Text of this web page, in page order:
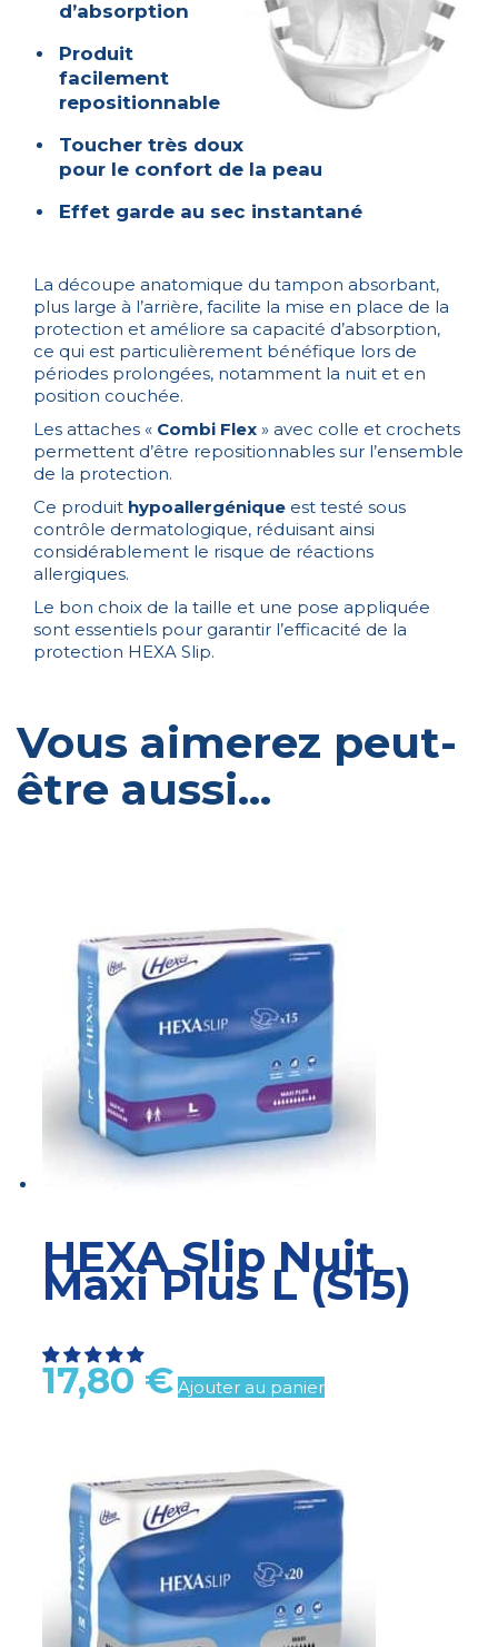
d’absorption
Produit
facilement
repositionnable
Toucher très doux
pour le confort de la peau
Effet garde au sec instantané
La découpe anatomique du tampon absorbant,
plus large à l’arrière, facilite la mise en place de la
protection et améliore sa capacité d’absorption,
ce qui est particulièrement bénéfique lors de
périodes prolongées, notamment la nuit et en
position couchée.
Les attaches « Combi Flex » avec colle et crochets
permettent d’être repositionnables sur l’ensemble
de la protection.
Ce produit hypoallergénique est testé sous
contrôle dermatologique, réduisant ainsi
considérablement le risque de réactions
allergiques.
Le bon choix de la taille et une pose appliquée
sont essentiels pour garantir l’efficacité de la
protection HEXA Slip.
Vous aimerez peut-
être aussi…
HEXA Slip Nuit
Maxi Plus L (S15)
17,80 € Ajouter au panier